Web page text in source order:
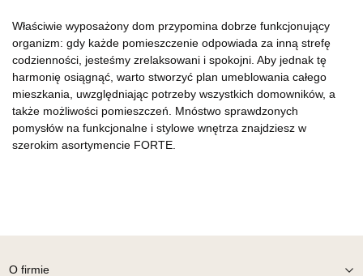
Właściwie wyposażony dom przypomina dobrze funkcjonujący
organizm: gdy każde pomieszczenie odpowiada za inną strefę
codzienności, jesteśmy zrelaksowani i spokojni. Aby jednak tę
harmonię osiągnąć, warto stworzyć plan umeblowania całego
mieszkania, uwzględniając potrzeby wszystkich domowników, a
także możliwości pomieszczeń. Mnóstwo sprawdzonych
pomysłów na funkcjonalne i stylowe wnętrza znajdziesz w
szerokim asortymencie FORTE.
O firmie